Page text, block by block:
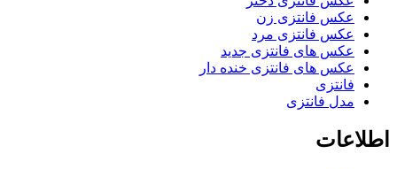
عکس فانتزی زن
عکس فانتزی مرد
عکس های فانتزی جدید
عکس های فانتزی خنده دار
فانتزی
مدل فانتزی
اطلاعات